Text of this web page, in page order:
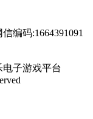
编码:1664391091
子游戏平台